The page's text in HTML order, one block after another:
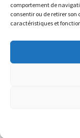
comportement de
consentir ou de retirer
caractéristiques et
Connexion -Login